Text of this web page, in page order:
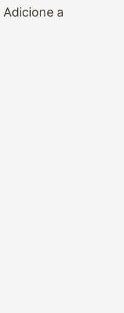
Adicione a